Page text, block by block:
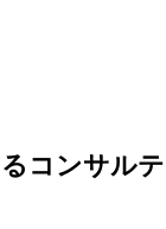
コンサル